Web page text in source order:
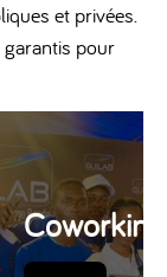
et privées.
pour
Coworking